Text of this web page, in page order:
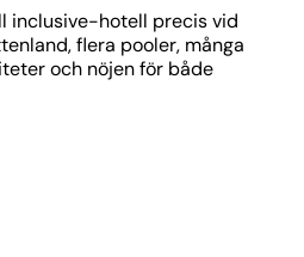
inclusive-hotell precis vid
flera pooler, många
och nöjen för både